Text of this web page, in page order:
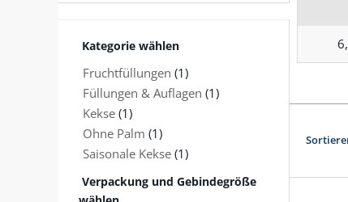
Kategorie wählen
Fruchtfüllungen (1)
Füllungen & Auflagen (1)
Kekse (1)
Ohne Palm (1)
Saisonale Kekse (1)
Verpackung und Gebindegröße